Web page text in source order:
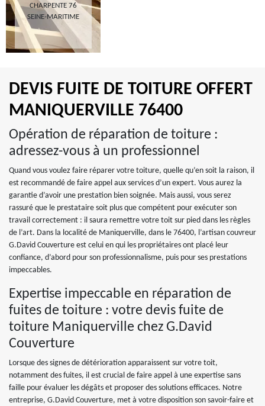
CHARPENTE 76
SEINE-MARITIME
DEVIS FUITE DE TOITURE OFFERT
MANIQUERVILLE 76400
Opération de réparation de toiture :
adressez-vous à un professionnel
Quand vous voulez faire réparer votre toiture, quelle qu’en soit la raison, il
est recommandé de faire appel aux services d’un expert. Vous aurez la
garantie d’avoir une prestation bien soignée. Mais aussi, vous serez
rassuré que le prestataire soit plus que compétent pour exécuter son
travail correctement : il saura remettre votre toit sur pied dans les règles
de l’art. Dans la localité de Maniquerville, dans le 76400, l’artisan couvreur
G.David Couverture est celui en qui les propriétaires ont placé leur
confiance, d’abord pour son professionnalisme, puis pour ses prestations
impeccables.
Expertise impeccable en réparation de
fuites de toiture : votre devis fuite de
toiture Maniquerville chez G.David
Couverture
Lorsque des signes de détérioration apparaissent sur votre toit,
notamment des fuites, il est crucial de faire appel à une expertise sans
faille pour évaluer les dégâts et proposer des solutions efficaces. Notre
entreprise, G.David Couverture, met à votre disposition son savoir-faire et